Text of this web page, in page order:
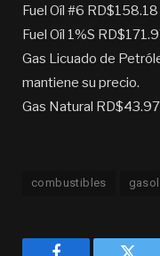
Fuel Oíl #6
Fuel Oíl 1%S
Gas Licuado de
mantiene su precio.
Gas Natural
combustibles